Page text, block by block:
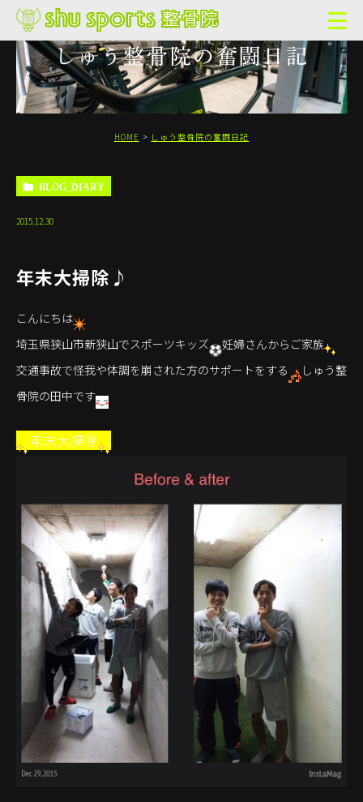
しゅう整骨院の奮闘日記
HOME しゅう整骨院の奮闘日記
BLOG_DIARY
2015.12.30
年末大掃除♪
こんにちは
埼玉県狭山市新狭山でスポーツキッズ
妊婦さんからご家族
交通事故で怪我や体調を崩された方のサポートをする
しゅう整
骨院の田中です
年末大掃除